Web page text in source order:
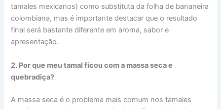
tamales mexicanos) como substituta da folha de bananeira
colombiana, mas é importante destacar que o resultado
final será bastante diferente em aroma, sabor e
apresentação.
2. Por que meu tamal ficou com a massa seca e
quebradiça?
A massa seca é o problema mais comum nos tamales